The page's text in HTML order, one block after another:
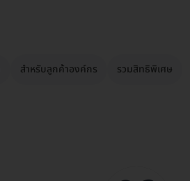
สำหรับลูกค้าองค์กร รวมสิทธิพิเศษ